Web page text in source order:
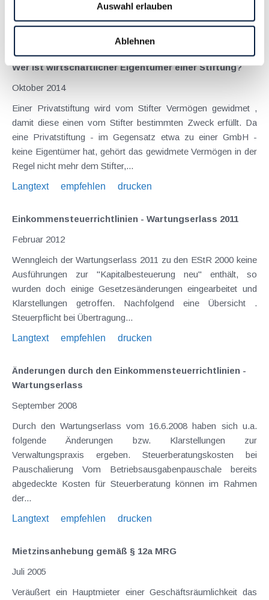
Auswahl erlauben
Ablehnen
Wer ist wirtschaftlicher Eigentümer einer Stiftung?
Oktober 2014
Einer Privatstiftung wird vom Stifter Vermögen gewidmet ,
damit diese einen vom Stifter bestimmten Zweck erfüllt. Da
eine Privatstiftung - im Gegensatz etwa zu einer GmbH -
keine Eigentümer hat, gehört das gewidmete Vermögen in der
Regel nicht mehr dem Stifter,...
Langtext
empfehlen drucken
Einkommensteuerrichtlinien - Wartungserlass 2011
Februar 2012
Wenngleich der Wartungserlass 2011 zu den EStR 2000 keine
Ausführungen zur "Kapitalbesteuerung neu" enthält, so
wurden doch einige Gesetzesänderungen eingearbeitet und
Klarstellungen getroffen. Nachfolgend eine Übersicht .
Steuerpflicht bei Übertragung...
Langtext
empfehlen drucken
Änderungen durch den Einkommensteuerrichtlinien -
Wartungserlass
September 2008
Durch den Wartungserlass vom 16.6.2008 haben sich u.a.
folgende Änderungen bzw. Klarstellungen zur
Verwaltungspraxis ergeben. Steuerberatungskosten bei
Pauschalierung Vom Betriebsausgabenpauschale bereits
abgedeckte Kosten für Steuerberatung können im Rahmen
der...
Langtext
empfehlen drucken
Mietzinsanhebung gemäß § 12a MRG
Juli 2005
Veräußert ein Hauptmieter einer Geschäftsräumlichkeit das